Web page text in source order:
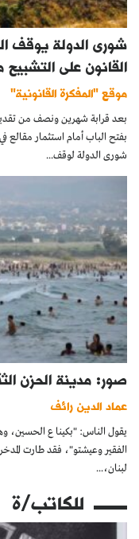
شورى الدولة يوقف
القانون على التشبيح
موقع "المفكرة القانونية"
بعد قرابة شهرين ونصف من
بفتح الباب أمام استثمار
شورى الدولة لوقف...
صور: مدينة الحزن
عماد الدين رائف
يقول الناس: "بكينا ع الحسين،
الفقير وعيشتو"، فقد طارت
لبنان،...
للكاتب/ة